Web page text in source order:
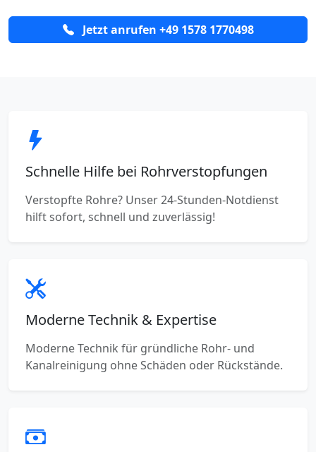
Jetzt anrufen +49 1578 1770498
Schnelle Hilfe bei Rohrverstopfungen
Verstopfte Rohre? Unser 24-Stunden-Notdienst
hilft sofort, schnell und zuverlässig!
Moderne Technik & Expertise
Moderne Technik für gründliche Rohr- und
Kanalreinigung ohne Schäden oder Rückstände.